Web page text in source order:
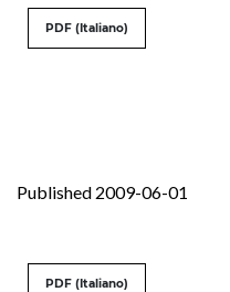
PDF (Italiano)
Published 2009-06-01
PDF (Italiano)